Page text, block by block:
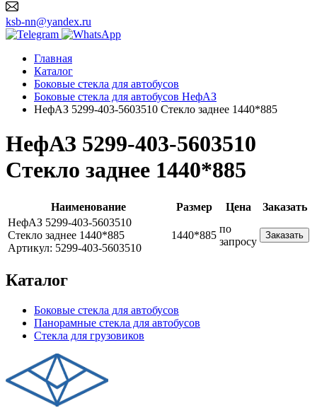
ksb-nn@yandex.ru
Главная
Каталог
Боковые стекла для автобусов
Боковые стекла для автобусов НефАЗ
НефАЗ 5299-403-5603510 Стекло заднее 1440*885
НефАЗ 5299-403-5603510
Стекло заднее 1440*885
Наименование Размер Цена
Заказать
НефАЗ 5299-403-5603510
Стекло заднее 1440*885
Артикул: 5299-403-5603510
1440*885
по
запросу
Заказать
Каталог
Боковые стекла для автобусов
Панорамные стекла для автобусов
Стекла для грузовиков